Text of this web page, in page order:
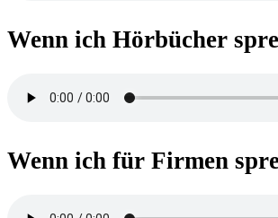
Wenn ich Hörbücher
Wenn ich für Firmen